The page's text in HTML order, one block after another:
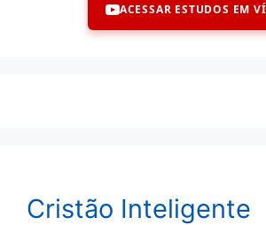
ACESSAR ESTUDOS EM
Cristão Inteligente